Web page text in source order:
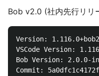
Bob v2.0 (社内先行リリ
Version:
VSCode Version:
Bob Version: 2.0.0-
Commit: